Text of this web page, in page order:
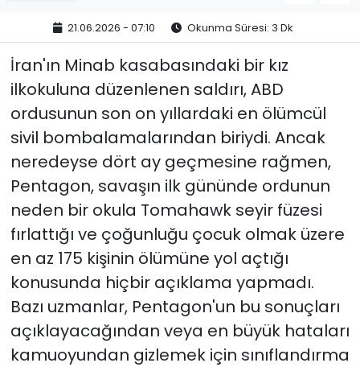
21.06.2026 - 07:10 Okunma Süresi: 3 Dk
İran'ın Minab kasabasındaki bir kız
ilkokuluna düzenlenen saldırı, ABD
ordusunun son on yıllardaki en ölümcül
sivil bombalamalarından biriydi. Ancak
neredeyse dört ay geçmesine rağmen,
Pentagon, savaşın ilk gününde ordunun
neden bir okula Tomahawk seyir füzesi
fırlattığı ve çoğunluğu çocuk olmak üzere
en az 175 kişinin ölümüne yol açtığı
konusunda hiçbir açıklama yapmadı.
Bazı uzmanlar, Pentagon'un bu sonuçları
açıklayacağından veya en büyük hataları
kamuoyundan gizlemek için sınıflandırma